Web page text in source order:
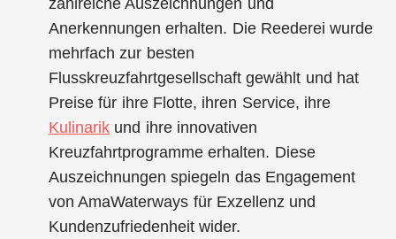
Anerkennungen erhalten. Die Reederei wurde
mehrfach zur besten
Flusskreuzfahrtgesellschaft gewählt und hat
Preise für ihre Flotte, ihren Service, ihre
Kulinarik und ihre innovativen
Kreuzfahrtprogramme erhalten. Diese
Auszeichnungen spiegeln das Engagement
von AmaWaterways für Exzellenz und
Kundenzufriedenheit wider.